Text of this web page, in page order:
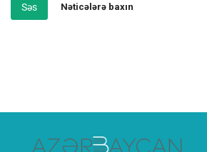
Səs Nəticələrə baxın